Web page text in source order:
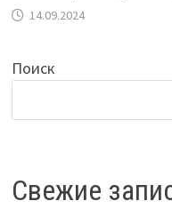
14.09.2024
Поиск
Свежие